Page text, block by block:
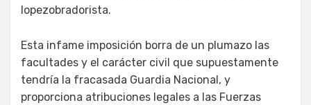
lopezobradorista.
Esta infame imposición borra de un plumazo las
facultades y el carácter civil que supuestamente
tendría la fracasada Guardia Nacional, y
proporciona atribuciones legales a las Fuerzas